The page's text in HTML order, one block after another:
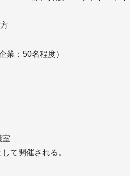
：50名程度）
開催される。